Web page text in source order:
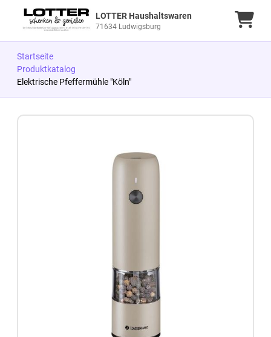
LOTTER Haushaltswaren
71634 Ludwigsburg
Startseite
Produktkatalog
Elektrische Pfeffermühle "Köln"